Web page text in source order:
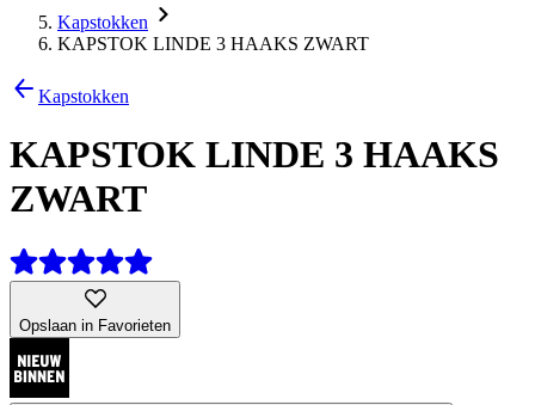
Kapstokken
KAPSTOK LINDE 3 HAAKS ZWART
Kapstokken
KAPSTOK LINDE 3 HAAKS
ZWART
Opslaan in Favorieten